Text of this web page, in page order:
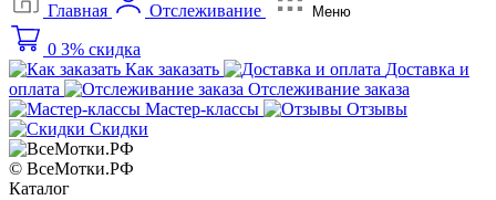
Главная Отслеживание Меню
0 3% скидка
Как заказать
Доставка и
оплата
Отслеживание заказа
Мастер-классы
Отзывы
Скидки
© ВсеМотки.РФ
Каталог